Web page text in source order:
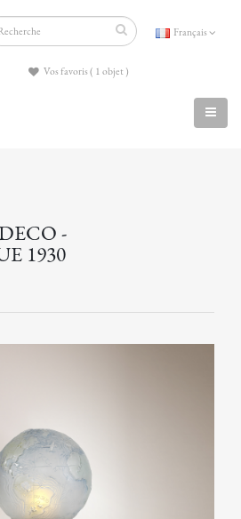
Français
Vos favoris ( 1 objet )
-
1930